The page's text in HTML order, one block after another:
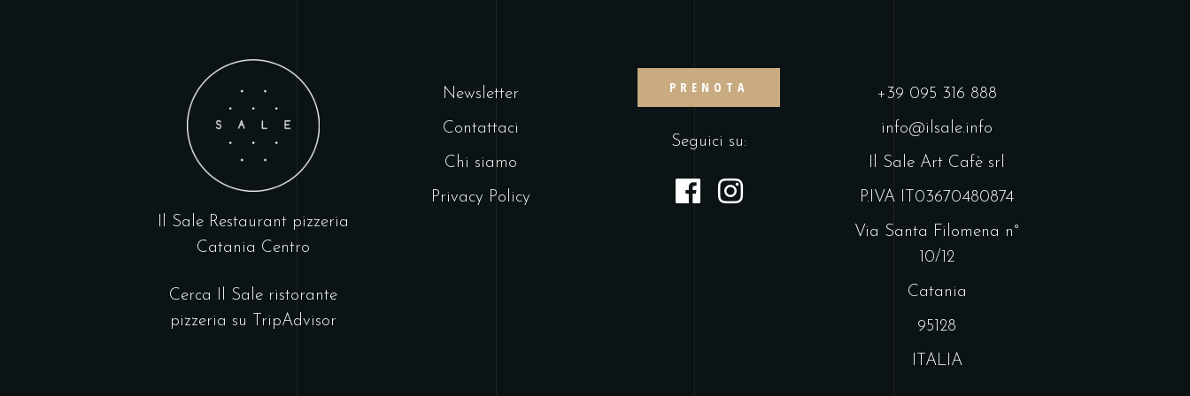
Il Sale Restaurant pizzeria
Catania Centro
Cerca Il Sale ristorante
pizzeria su
TripAdvisor
Newsletter
Contattaci
Chi siamo
Privacy Policy
PRENOTA
Seguici su:
+39 095 316 888
info@ilsale.info
Il Sale Art Cafè srl
P.IVA IT03670480874
Via Santa Filomena n°
10/12
Catania
95128
ITALIA